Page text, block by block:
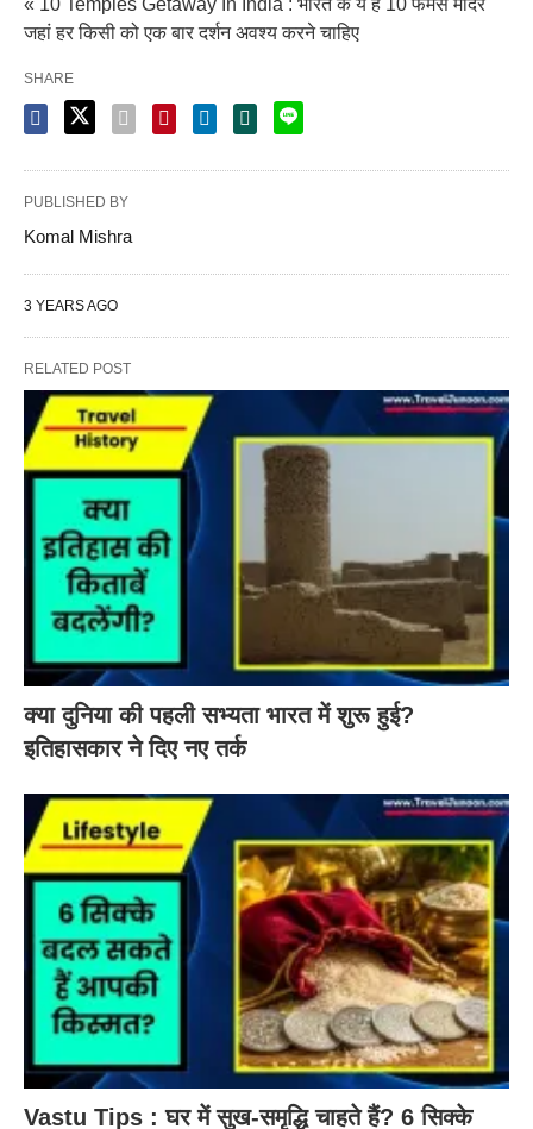
« 10 Temples Getaway In India : भारत के ये हैं 10 फेमस मंदिर
जहां हर किसी को एक बार दर्शन अवश्य करने चाहिए
SHARE
PUBLISHED BY
Komal Mishra
3 YEARS AGO
RELATED POST
क्या दुनिया की पहली सभ्यता भारत में शुरू हुई?
इतिहासकार ने दिए नए तर्क
Vastu Tips : घर में सुख-समृद्धि चाहते हैं? 6 सिक्के